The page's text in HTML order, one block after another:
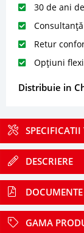
30 de ani
Retur
Opțiuni
Distribuie in
SPECIFICATII
DESCRIERE
DOCUMENTE
GAMA